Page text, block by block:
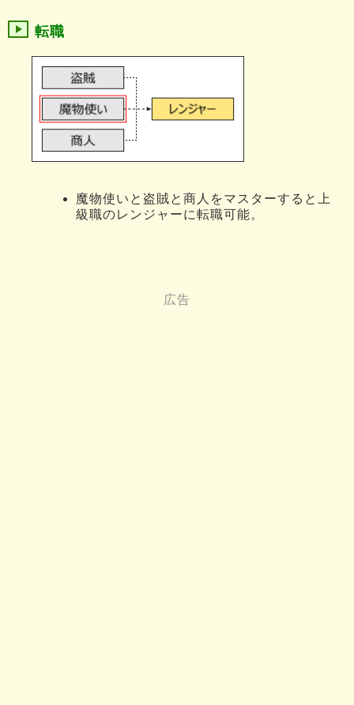
転職
魔物使いと盗賊と商人をマスターすると上
級職のレンジャーに転職可能。